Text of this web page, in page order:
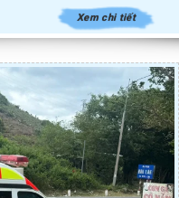
Xem chi tiết